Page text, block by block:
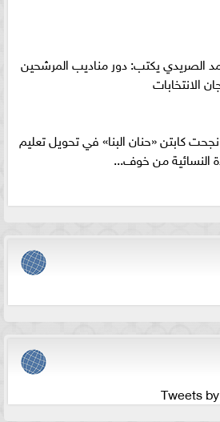
الصريدي يكتب: دور مناديب المرشحين
الانتخابات
كابتن «حنان البنا» في تحويل تعليم
النسائية من خوف...
Tweets